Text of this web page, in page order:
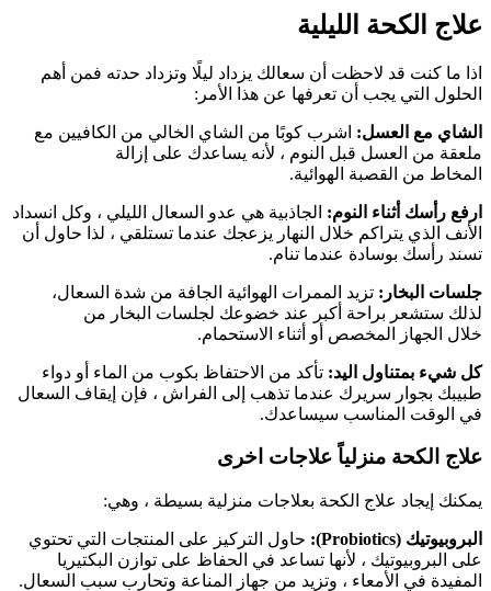
علاج الكحة الليلية
اذا ما كنت قد لاحظت أن سعالك يزداد ليلًا وتزداد حدته فمن أهم
الحلول التي يجب أن تعرفها عن هذا الأمر:
الشاي مع العسل: اشرب كوبًا من الشاي الخالي من الكافيين مع
ملعقة من العسل قبل النوم ، لأنه يساعدك على إزالة
المخاط من القصبة الهوائية.
ارفع رأسك أثناء النوم: الجاذبية هي عدو السعال الليلي ، وكل انسداد
الأنف الذي يتراكم خلال النهار يزعجك عندما تستلقي ، لذا حاول أن
تسند رأسك بوسادة عندما تنام.
جلسات البخار: تزيد الممرات الهوائية الجافة من شدة السعال،
لذلك ستشعر براحة أكبر عند خضوعك لجلسات البخار من
خلال الجهاز المخصص أو أثناء الاستحمام.
كل شيء بمتناول اليد: تأكد من الاحتفاظ بكوب من الماء أو دواء
طبيبك بجوار سريرك عندما تذهب إلى الفراش ، فإن إيقاف السعال
في الوقت المناسب سيساعدك.
علاج الكحة منزلياً علاجات اخرى
يمكنك إيجاد علاج الكحة بعلاجات منزلية بسيطة ، وهي:
البروبيوتيك (Probiotics):
حاول التركيز على المنتجات التي تحتوي
على البروبيوتيك ، لأنها تساعد في الحفاظ على توازن البكتيريا
المفيدة في الأمعاء ، وتزيد من جهاز المناعة وتحارب سبب السعال.